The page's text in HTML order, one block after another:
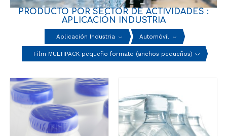
PRODUCTO POR SECTOR DE ACTIVIDADES :
APLICACIÓN INDUSTRIA
Aplicación Industria Automóvil
Film MULTIPACK pequeño formato (anchos pequeños)